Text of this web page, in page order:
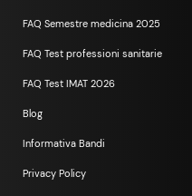
FAQ Semestre medicina 2025
FAQ Test professioni sanitarie
FAQ Test IMAT 2026
Blog
Informativa Bandi
Privacy Policy